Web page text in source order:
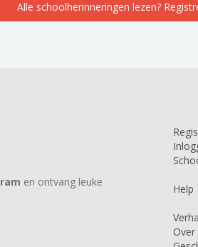
Alle schoolherinneringen lezen?
en ontvang leuke
Help